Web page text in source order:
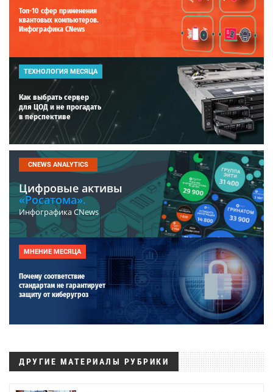
Топ-10 сфер применения
квантовых компьютеров.
Инфографика CNews
ТЕХНОЛОГИЯ МЕСЯЦА
Как выбрать сервер
для ЦОД и не прогадать
в перспективе
CNEWS ANALYTICS
Цифровые активы
«Росатома».
Инфографика CNews
МНЕНИЕ МЕСЯЦА
Почему соответствие
стандартам не гарантирует
защиту от киберугроз
ДРУГИЕ МАТЕРИАЛЫ РУБРИКИ